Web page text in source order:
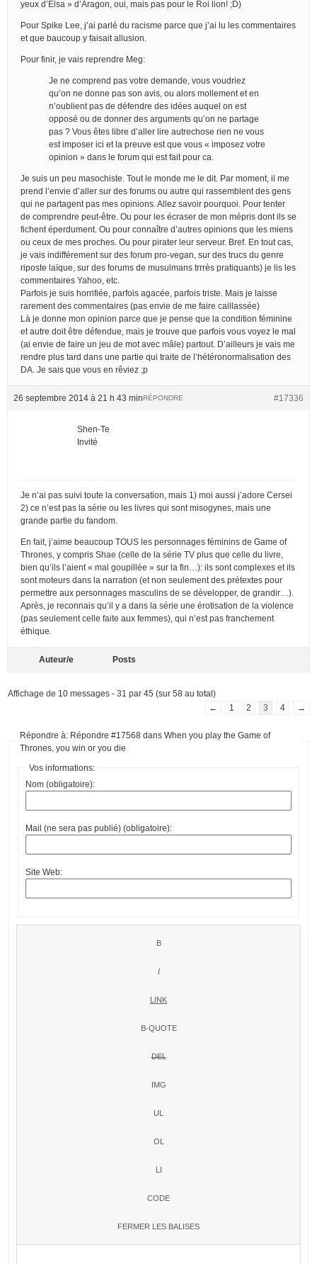
yeux d’Elsa » d’Aragon, oui, mais pas pour le Roi lion! ;D)
Pour Spike Lee, j’ai parlé du racisme parce que j’ai lu les commentaires
et que baucoup y faisait allusion.
Pour finir, je vais reprendre Meg:
Je ne comprend pas votre demande, vous voudriez
qu’on ne donne pas son avis, ou alors mollement et en
n’oublient pas de défendre des idées auquel on est
opposé ou de donner des arguments qu’on ne partage
pas ? Vous êtes libre d’aller lire autrechose rien ne vous
est imposer ici et la preuve est que vous « imposez votre
opinion » dans le forum qui est fait pour ca.
Je suis un peu masochiste. Tout le monde me le dit. Par moment, il me
prend l’envie d’aller sur des forums ou autre qui rassemblent des gens
qui ne partagent pas mes opinions. Allez savoir pourquoi. Pour tenter
de comprendre peut-être. Ou pour les écraser de mon mépris dont ils se
fichent éperdument. Ou pour connaître d’autres opinions que les miens
ou ceux de mes proches. Ou pour pirater leur serveur. Bref. En tout cas,
je vais indifférement sur des forum pro-vegan, sur des trucs du genre
riposte laïque, sur des forums de musulmans trrrès pratiquants) je lis les
commentaires Yahoo, etc.
Parfois je suis horrifiée, parfois agacée, parfois triste. Mais je laisse
rarement des commentaires (pas envie de me faire caillassée)
Là je donne mon opinion parce que je pense que la condition féminine
et autre doit être défendue, mais je trouve que parfois vous voyez le mal
(ai envie de faire un jeu de mot avec mâle) partout. D’ailleurs je vais me
rendre plus tard dans une partie qui traite de l’hétéronormalisation des
DA. Je sais que vous en rêviez ;p
26 septembre 2014 à 21 h 43 min #17336
RÉPONDRE
Shen-Te
Invité
Je n’ai pas suivi toute la conversation, mais 1) moi aussi j’adore Cersei
2) ce n’est pas la série ou les livres qui sont misogynes, mais une
grande partie du fandom.
En fait, j’aime beaucoup TOUS les personnages féminins de Game of
Thrones, y compris Shae (celle de la série TV plus que celle du livre,
bien qu’ils l’aient « mal goupillée » sur la fin…): ils sont complexes et ils
sont moteurs dans la narration (et non seulement des prétextes pour
permettre aux personnages masculins de se développer, de grandir…).
Après, je reconnais qu’il y a dans la série une érotisation de la violence
(pas seulement celle faite aux femmes), qui n’est pas franchement
éthique.
Auteur/e Posts
Affichage de 10 messages - 31 par 45 (sur 58 au total)
←
1 2 3 4 →
Répondre à: Répondre #17568 dans When you play the Game of
Thrones, you win or you die
Vos informations:
Nom (obligatoire):
Mail (ne sera pas publié) (obligatoire):
Site Web: